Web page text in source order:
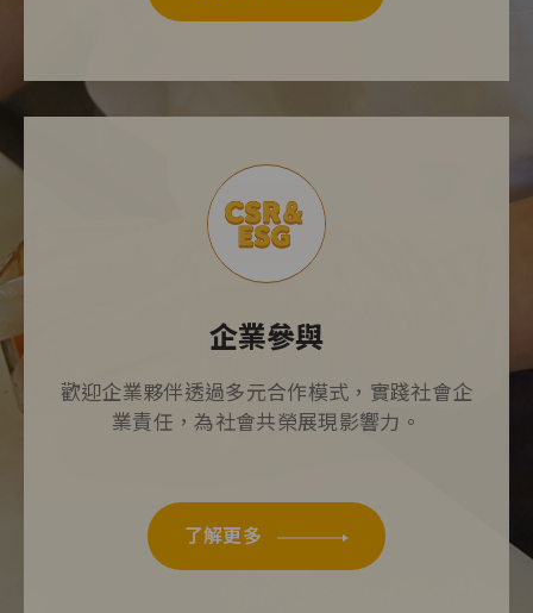
企業參與
歡迎企業夥伴透過多元合作模式，實踐社會企
業責任，為社會共榮展現影響力。
了解更多